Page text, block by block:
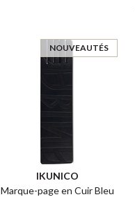
NOUVEAUTÉS
IKUNICO
Marque-page en Cuir Bleu